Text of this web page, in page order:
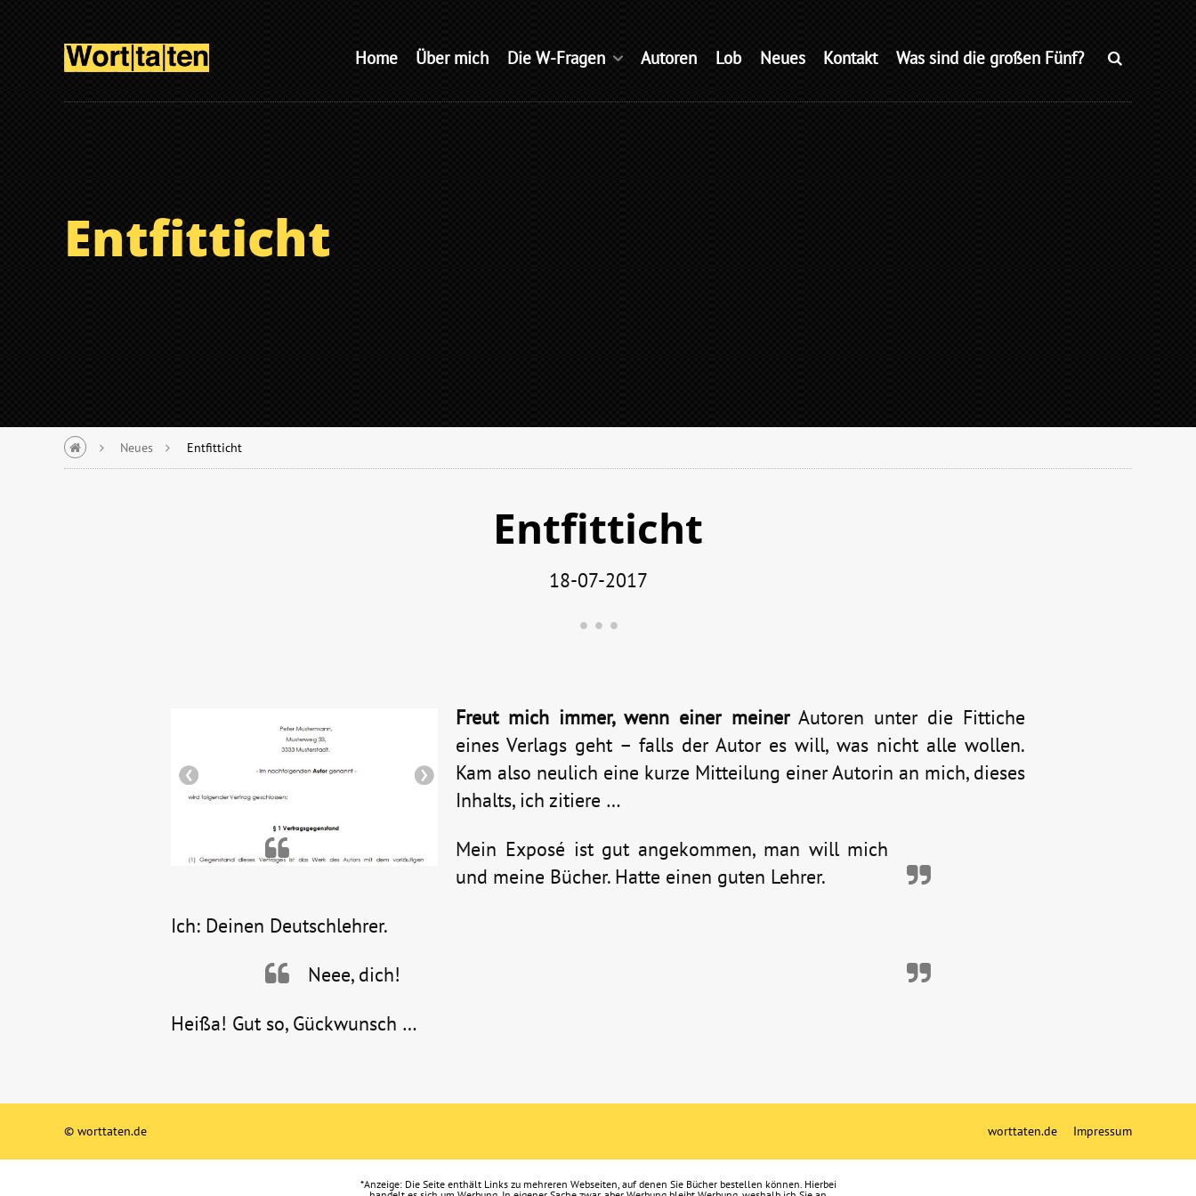
Home Über mich Die W-Fragen Autoren Lob Neues Kontakt Was sind die großen Fünf?
Entfitticht
Neues Entfitticht
Entfitticht
18-07-2017
Freut mich immer, wenn einer meinerAutoren unter die Fittiche
eines Verlags geht – falls der Autor es will, was nicht alle wollen.
Kam also neulich eine kurze Mitteilung einer Autorin an mich, dieses
Inhalts, ich zitiere …
Mein Exposé ist gut angekommen, man will mich
und meine Bücher. Hatte einen guten Lehrer.
Ich: Deinen Deutschlehrer.
Neee, dich!
Heißa! Gut so, Gückwunsch …
© worttaten.de worttaten.de Impressum
*Anzeige: Die Seite enthält Links zu mehreren Webseiten, auf denen Sie Bücher bestellen können. Hierbei